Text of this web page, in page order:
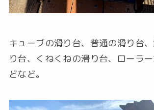
キューブの滑り台、普通の滑り台
り台、くねくねの滑り台、ローラ
どなど。